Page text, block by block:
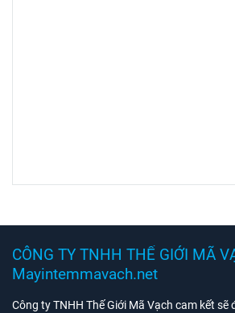
CÔNG TY TNHH THẾ GIỚI MÃ
Mayintemmavach.net
Công ty TNHH Thế Giới Mã Vạch cam kết sẽ